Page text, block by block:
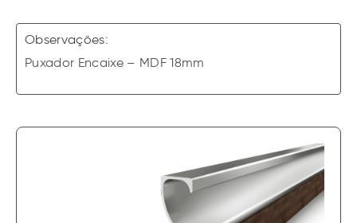
Observações:
Puxador Encaixe – MDF 18mm